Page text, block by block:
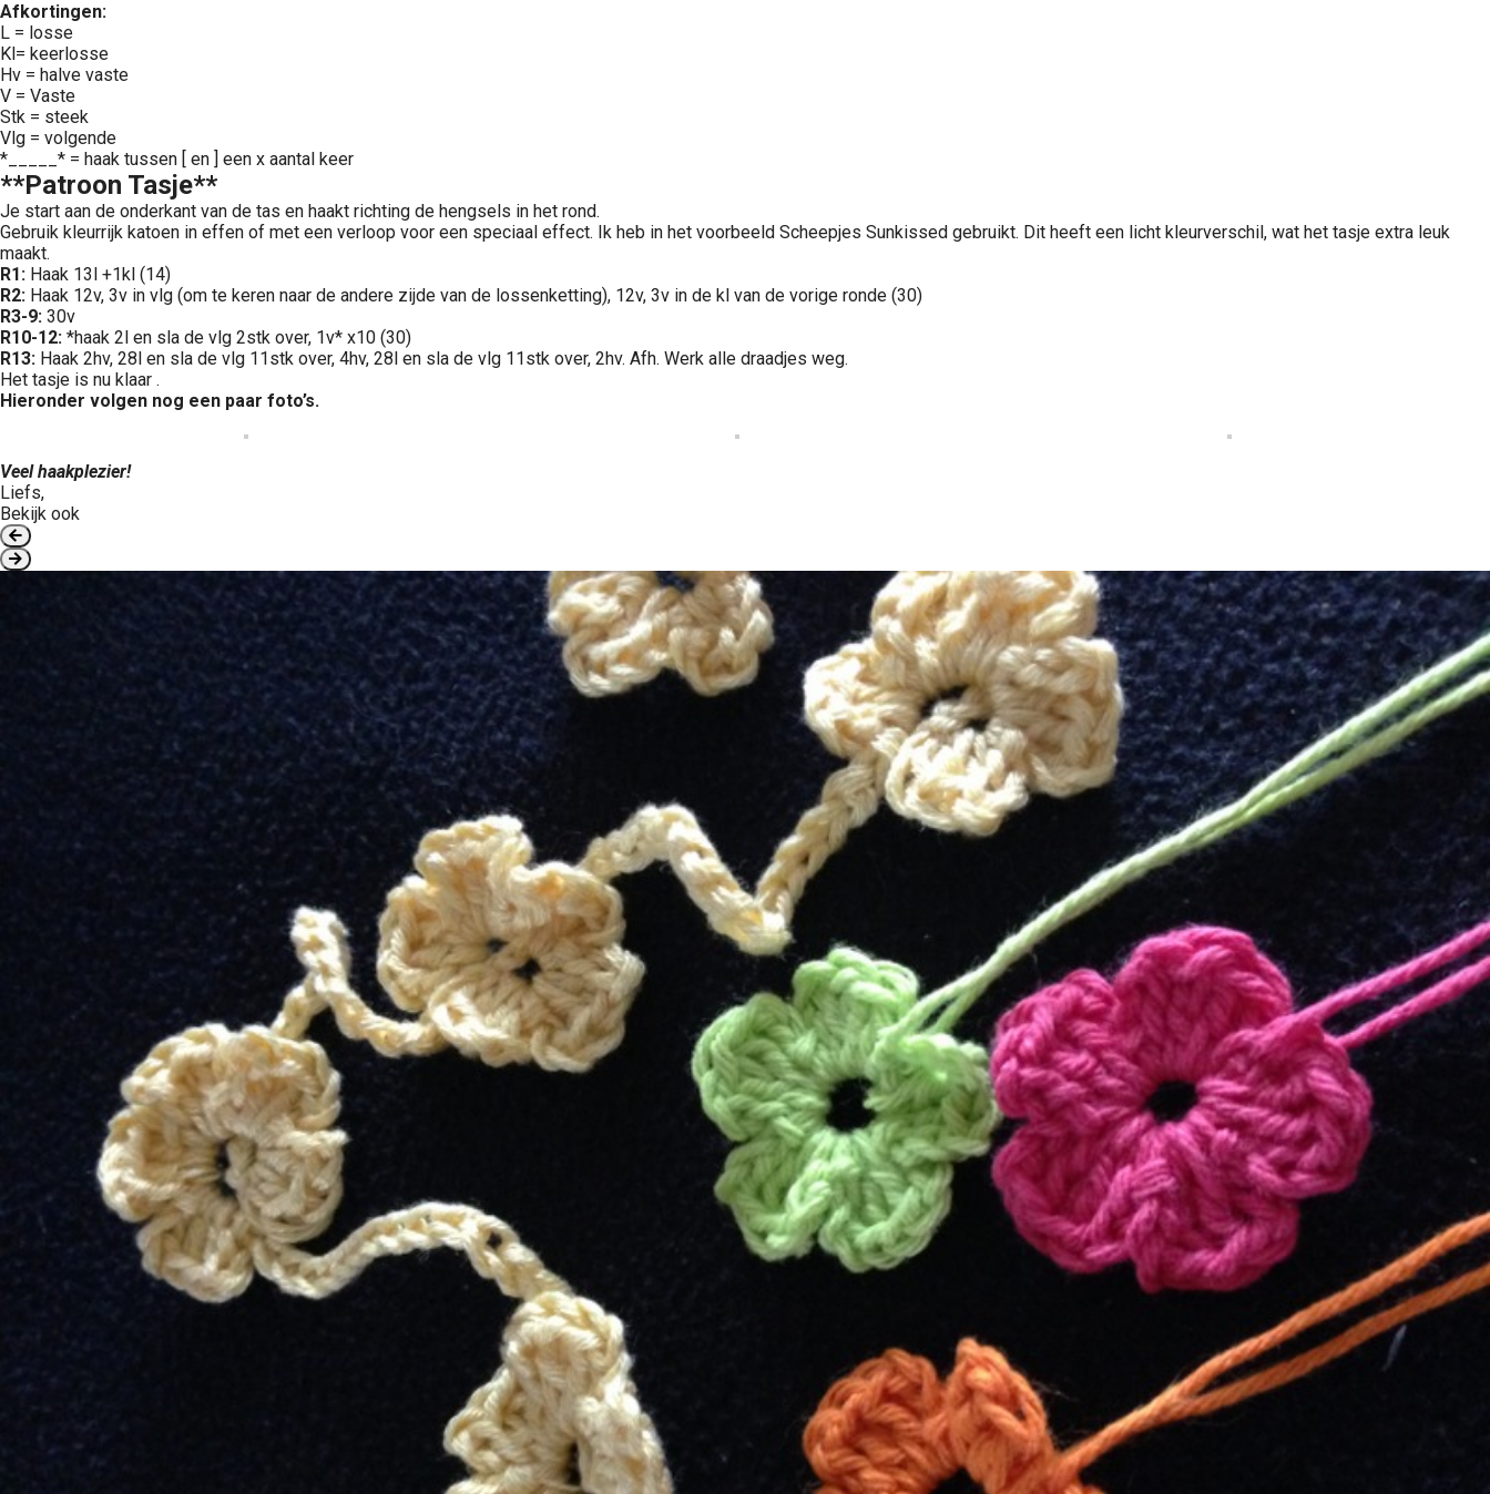
Afkortingen:
L = losse
Kl= keerlosse
Hv = halve vaste
V = Vaste
Stk = steek
Vlg = volgende
*_____* = haak tussen [ en ] een x aantal keer
**Patroon Tasje**
Je start aan de onderkant van de tas en haakt richting de hengsels in het rond.
Gebruik kleurrijk katoen in effen of met een verloop voor een speciaal effect. Ik heb in het voorbeeld Scheepjes Sunkissed gebruikt. Dit heeft een licht kleurverschil, wat het tasje extra leuk
maakt.
R1: Haak 13l +1kl (14)
R2: Haak 12v, 3v in vlg (om te keren naar de andere zijde van de lossenketting), 12v, 3v in de kl van de vorige ronde (30)
R3-9: 30v
R10-12: *haak 2l en sla de vlg 2stk over, 1v* x10 (30)
R13: Haak 2hv, 28l en sla de vlg 11stk over, 4hv, 28l en sla de vlg 11stk over, 2hv. Afh. Werk alle draadjes weg.
Het tasje is nu klaar .
Hieronder volgen nog een paar foto’s.
Veel haakplezier!
Liefs,
Bekijk ook